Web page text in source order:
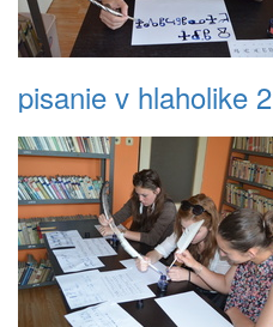
pisanie v hlaholike 2